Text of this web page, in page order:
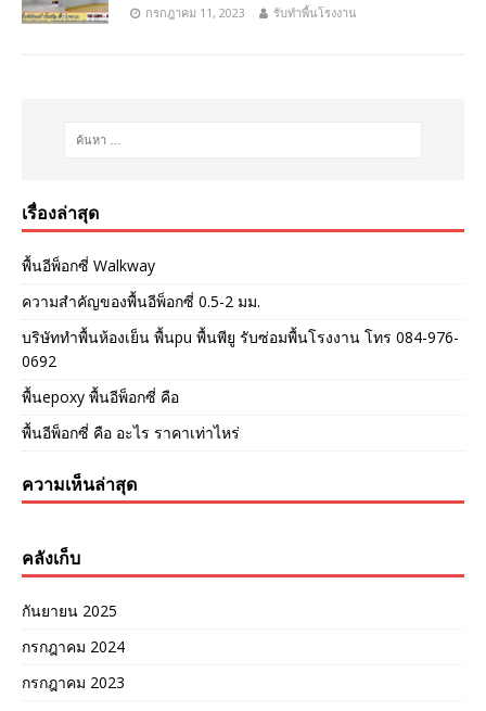
กรกฎาคม 11, 2023 รับทำพื้นโรงงาน
เรื่องล่าสุด
พื้นอีพ็อกซี่ Walkway
ความสำคัญของพื้นอีพ็อกซี่ 0.5-2 มม.
บริษัททำพื้นห้องเย็น พื้นpu พื้นพียู รับซ่อมพื้นโรงงาน โทร 084-976-
0692
พื้นepoxy พื้นอีพ็อกซี่ คือ
พื้นอีพ็อกซี่ คือ อะไร ราคาเท่าไหร่
ความเห็นล่าสุด
คลังเก็บ
กันยายน 2025
กรกฎาคม 2024
กรกฎาคม 2023